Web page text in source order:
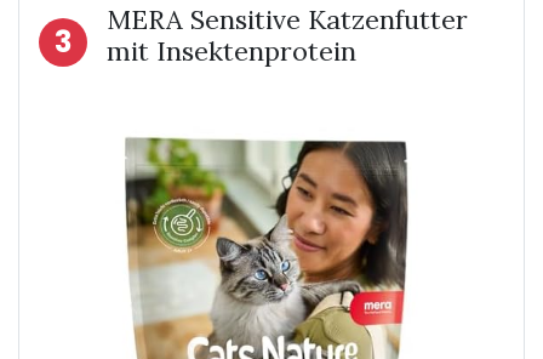
3
MERA Sensitive Katzenfutter
mit Insektenprotein